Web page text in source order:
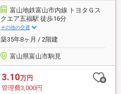
富山地鉄富山市内線 トヨタＧス
クエア五福駅 徒歩16分
その他の交通
築35年8ヶ月 / 2階建
富山県富山市駒見
3.10万円
管理費3,000円